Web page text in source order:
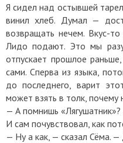
Я сидел над остывшей
винил хлеб. Думал —
возвращать нечем. Вкус-
Лидо подают. Это мы
отпускает прошлое
сами. Сперва из языка,
до последнего, варит
может взять в толк, почему
— А помнишь
И сам почувствовал, как
— Ну а как, — сказал Сёма.